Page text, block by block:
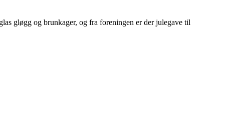
gløgg og brunkager, og fra foreningen er der julegave til